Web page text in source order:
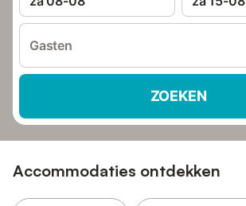
Gasten
ZOEKEN
Accommodaties ontdekken